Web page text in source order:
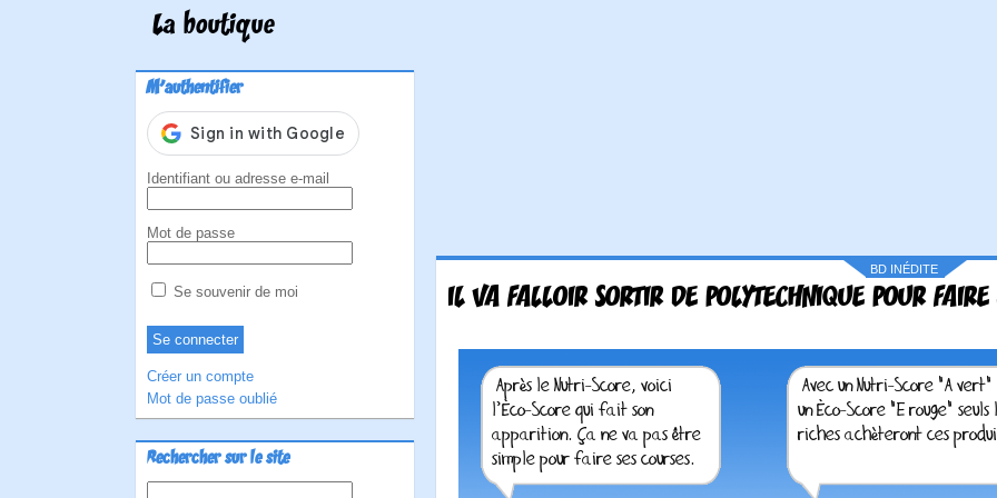
La boutique
M'authentifier
Identifiant ou adresse e-mail
Mot de passe
Se souvenir de moi
Créer un compte
Mot de passe oublié
Rechercher sur le site
BD INÉDITE
IL VA FALLOIR SORTIR DE POLYTECHNIQUE POUR FAIRE